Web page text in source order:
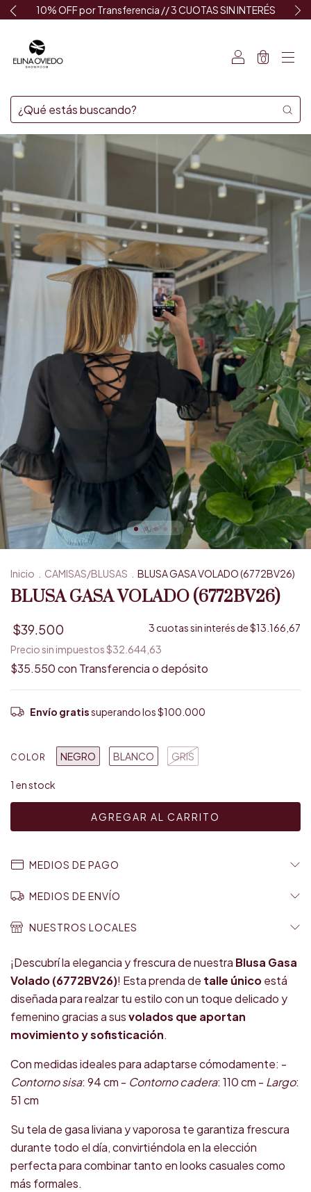
10% OFF por Transferencia // 3 CUOTAS SIN INTERÉS
0
Inicio CAMISAS/BLUSAS BLUSA GASA VOLADO (6772BV26)
BLUSA GASA VOLADO (6772BV26)
$39.500 3cuotas sin interés de$13.166,67
Precio sin impuestos$32.644,63
$35.550con Transferencia o depósito
Envío gratissuperando los$100.000
COLOR NEGRO BLANCO GRIS
1 en stock
MEDIOS DE PAGO
MEDIOS DE ENVÍO
NUESTROS LOCALES
¡Descubrí la elegancia y frescura de nuestra Blusa Gasa
Volado (6772BV26)! Esta prenda de talle únicoestá
diseñada para realzar tu estilo con un toque delicado y
femenino gracias a susvolados que aportan
movimiento y sofisticación.
Con medidas ideales para adaptarse cómodamente: -
Contorno sisa: 94 cm - Contorno cadera: 110 cm - Largo:
51 cm
Su tela de gasa liviana y vaporosa te garantiza frescura
durante todo el día, convirtiéndola en la elección
perfecta para combinar tanto en looks casuales como
más formales.